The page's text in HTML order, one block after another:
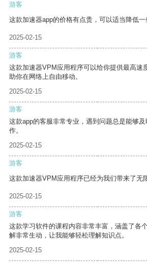
游客
这款加速器app的价格有点贵，可以适当降低一
2025-02-15
游客
这款加速器VPM应用程序可以给你提供最高速
助你在网络上自由移动。
2025-02-15
游客
这款app的客服非常专业，遇到问题总是能够
作。
2025-02-15
游客
这款加速器VPM应用程序已经为我们带来了无
2025-02-15
游客
这款学习软件的课程内容非常丰富，涵盖了各
解非常生动，让我能够轻松理解知识点。
2025-02-15